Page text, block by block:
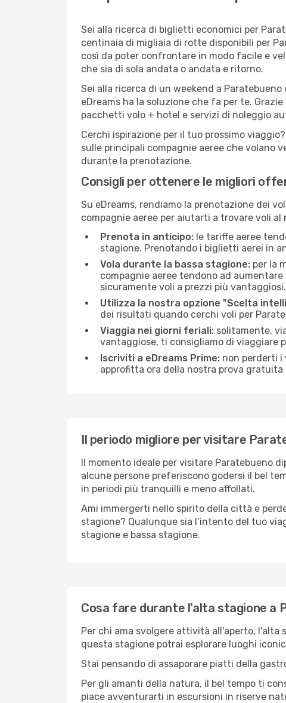
Sei alla ricerca di biglietti economici per
centinaia di migliaia di rotte disponibili per
così da poter confrontare in modo facile e
che sia di sola andata o andata e ritorno.
Sei alla ricerca di un weekend a
eDreams ha la soluzione che fa per te.
pacchetti volo + hotel e servizi di noleggio
Cerchi ispirazione per il tuo prossimo
sulle principali compagnie aeree che volano
durante la prenotazione.
Consigli per ottenere le migliori
Su eDreams, rendiamo la prenotazione dei
compagnie aeree per aiutarti a trovare voli
Prenota in anticipo: le tariffe aeree
stagione. Prenotando i biglietti aerei in
Vola durante la bassa stagione: per la
compagnie aeree tendono ad
sicuramente voli a prezzi più vantaggiosi.
Utilizza la nostra opzione "Scelta
dei risultati quando cerchi voli per
Viaggia nei giorni feriali: solitamente,
vantaggiose, ti consigliamo di viaggiare
Iscriviti a eDreams Prime: non perderti i
approfitta ora della nostra prova
Il periodo migliore per visitare
Il momento ideale per visitare Paratebueno
alcune persone preferiscono godersi il bel
in periodi più tranquilli e meno affollati.
Ami immergerti nello spirito della città e
stagione? Qualunque sia l’intento del tuo
stagione e bassa stagione.
Cosa fare durante l'alta stagione a
Per chi ama svolgere attività all'aperto,
questa stagione potrai esplorare luoghi
Stai pensando di assaporare piatti della
Per gli amanti della natura, il bel tempo ti
piace avventurarti in escursioni in riserve